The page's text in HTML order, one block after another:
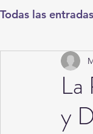
Todas las entradas
Deportes
Round Cero
y